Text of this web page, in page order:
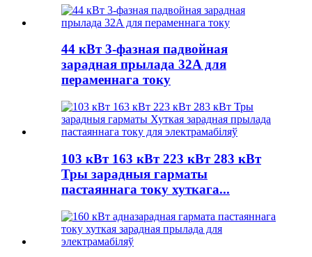
44 кВт 3-фазная падвойная
зарадная прылада 32A для
пераменнага току
103 кВт 163 кВт 223 кВт 283 кВт
Тры зарадныя гарматы
пастаяннага току хуткага...